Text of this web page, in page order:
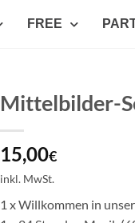
FREE
Mittelbilder-
15,00€
inkl. MwSt.
1 x Willkommen in